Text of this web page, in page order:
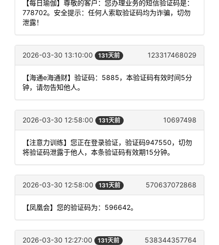
【每日瑜伽】尊敬的客户：您办理业务的短信验证码是：
778702。安全提示：任何人索取验证码均为诈骗，切勿
泄露！
2026-03-30 13:10:00 131天前 123317468029
【海通e海通财】验证码：5885，本验证码有效时间5分
钟，请勿告知他人。
2026-03-30 12:58:00 131天前 10697498
【注意力训练】您正在登录验证，验证码947550，切勿
将验证码泄露于他人，本条验证码有效期15分钟。
2026-03-30 12:58:00 131天前 570637072868
【凤凰会】您的验证码为：596642。
2026-03-30 12:27:00 131天前 538344357764